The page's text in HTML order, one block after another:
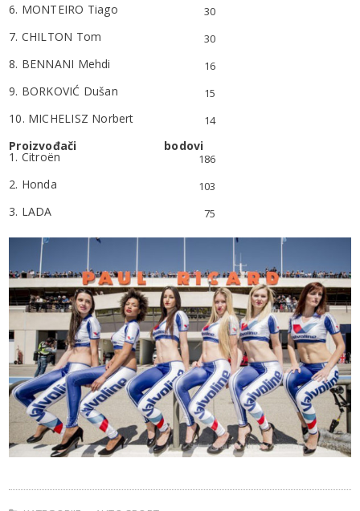
6. MONTEIRO Tiago 30
7. CHILTON Tom 30
8. BENNANI Mehdi 16
9. BORKOVIĆ Dušan 15
10. MICHELISZ Norbert 14
Proizvođači bodovi
1. Citroën 186
2. Honda 103
3. LADA 75